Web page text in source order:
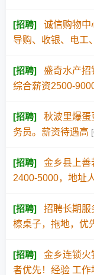
[招聘]
诚信购物中
导购、收银、电工
[招聘]
盛奇水产招
综合薪资2500-
[招聘]
秋波里爆蛋
务员。薪资待遇高
[招聘]
金乡县上善
2400-5000，地址
[招聘]
招聘长期服
檫桌子，拖地，优
[招聘]
金乡连锁火
者优先！经验 工作